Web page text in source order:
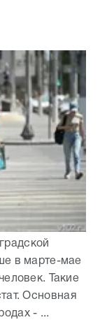
в марте-мае
Такие
Основная
- ...